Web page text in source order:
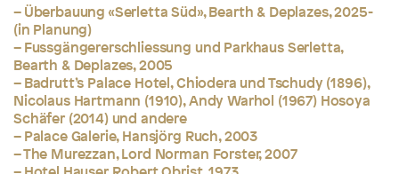
– Überbauung «Serletta Süd», Bearth & Deplazes, 2025-
(in Planung)
– Fussgängererschliessung und Parkhaus Serletta,
Bearth & Deplazes, 2005
– Badrutt’s Palace Hotel, Chiodera und Tschudy (1896),
Nicolaus Hartmann (1910), Andy Warhol (1967) Hosoya
Schäfer (2014) und andere
– Palace Galerie, Hansjörg Ruch, 2003
– The Murezzan, Lord Norman Forster, 2007